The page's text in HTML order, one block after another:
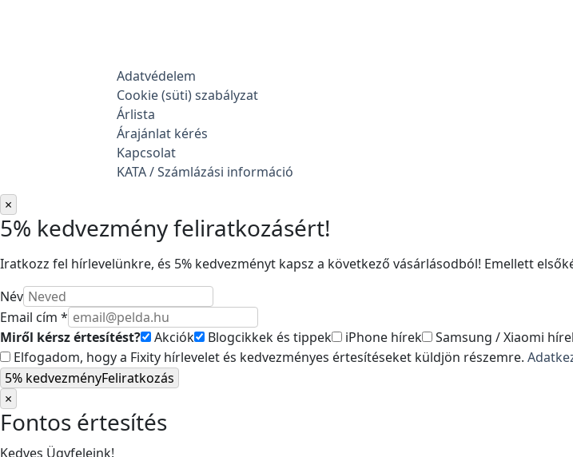
Adatvédelem
Cookie (süti) szabályzat
Árlista
Árajánlat kérés
Kapcsolat
KATA / Számlázási információ
×
5% kedvezmény feliratkozásért!
Iratkozz fel hírlevelünkre, és 5% kedvezményt kapsz a következő vásárlásodból! Emellett
Név
Email cím *
Miről kérsz értesítést?
Akciók Blogcikkek és tippek iPhone hírek
Samsung / Xiaomi
Elfogadom, hogy a Fixity hírlevelet és kedvezményes értesítéseket küldjön részemre.
5% kedvezményFeliratkozás
×
Fontos értesítés
Kedves Ügyfeleink!